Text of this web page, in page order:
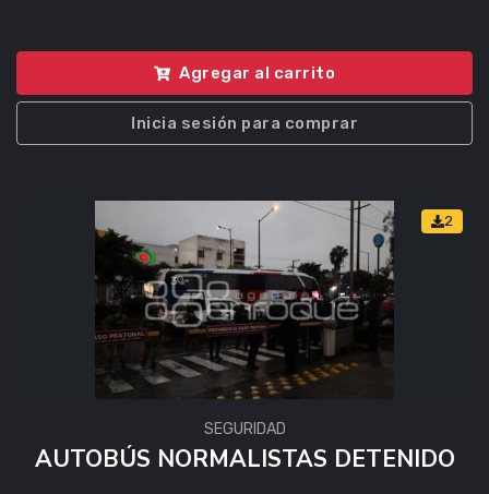
Agregar al carrito
Inicia sesión para comprar
2
SEGURIDAD
AUTOBÚS NORMALISTAS DETENIDO